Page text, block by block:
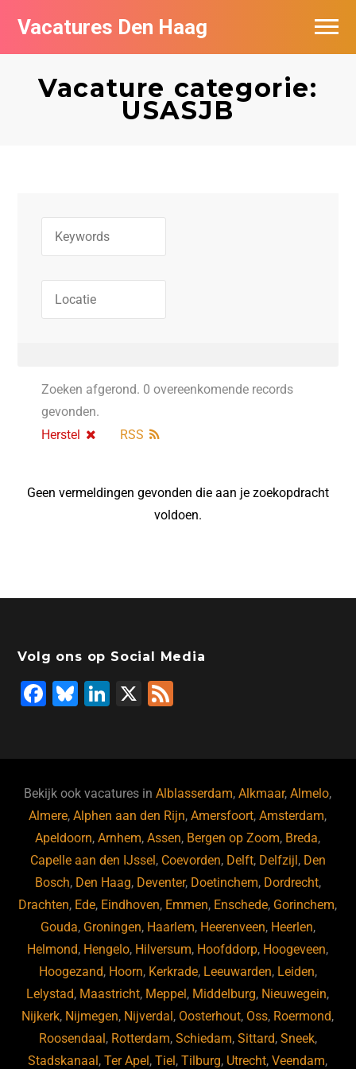
Vacatures Den Haag
Vacature categorie:
USASJB
Zoeken afgerond. 0 overeenkomende records
gevonden.
Herstel
RSS
Geen vermeldingen gevonden die aan je zoekopdracht
voldoen.
Volg ons op Social Media
F
b
o
o
k
Bl
ky
Li
dI
n
X
Bekijk ook vacatures inAlblasserdam,Alkmaar,Almelo,
Almere,Alphen aan den Rijn,Amersfoort,Amsterdam,
Apeldoorn,Arnhem,Assen, Bergen op Zoom, Breda,
Capelle aan den IJssel , Coevorden, Delft, Delfzijl , Den
Bosch, Den Haag, Deventer, Doetinchem, Dordrecht,
Drachten, Ede, Eindhoven, Emmen, Enschede, Gorinchem,
Gouda, Groningen, Haarlem, Heerenveen, Heerlen,
Helmond, Hengelo, Hilversum, Hoofddorp, Hoogeveen,
Hoogezand, Hoorn, Kerkrade, Leeuwarden, Leiden,
Lelystad, Maastricht, Meppel , Middelburg, Nieuwegein,
Nijkerk, Nijmegen, Nijverdal , Oosterhout, Oss, Roermond,
Roosendaal , Rotterdam, Schiedam, Sittard, Sneek,
Stadskanaal ,Ter Apel ,Tiel ,Tilburg, Utrecht,Veendam,
Vacatures per bedrijf in Den Haag
Populair